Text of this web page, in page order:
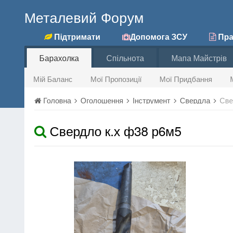
Металевий Форум
Підтримати Допомога ЗСУ
Барахолка
Мій Баланс Мої Пропозиції Мої Придбання
Спільнота Мапа Майстрів
Головна Оголошення Інструмент Свердла
Свердло к.х ф38 р6м5